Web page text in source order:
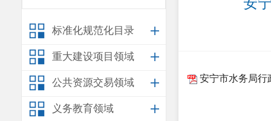
标准化规范化目录
重大建设项目领域
公共资源交易领域
义务教育领域
安宁市水务局行